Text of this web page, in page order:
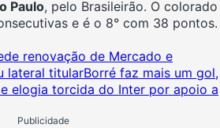
Paulo, pelo Brasileirão. O colorado
e é o 8° com 38 pontos.
renovação de Mercado e
lateral titularBorré faz mais um gol,
elogia torcida do Inter por apoio a
Publicidade